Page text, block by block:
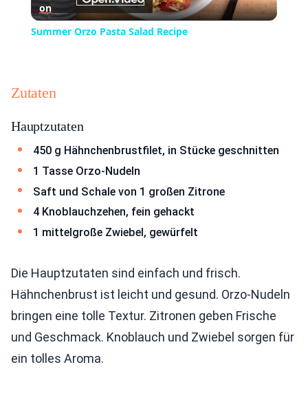
Video
on
Summer Orzo Pasta Salad Recipe
Zutaten
Hauptzutaten
450 g Hähnchenbrustfilet, in Stücke geschnitten
1 Tasse Orzo-Nudeln
Saft und Schale von 1 großen Zitrone
4 Knoblauchzehen, fein gehackt
1 mittelgroße Zwiebel, gewürfelt
Die Hauptzutaten sind einfach und frisch.
Hähnchenbrust ist leicht und gesund. Orzo-Nudeln
bringen eine tolle Textur. Zitronen geben Frische
und Geschmack. Knoblauch und Zwiebel sorgen für
ein tolles Aroma.